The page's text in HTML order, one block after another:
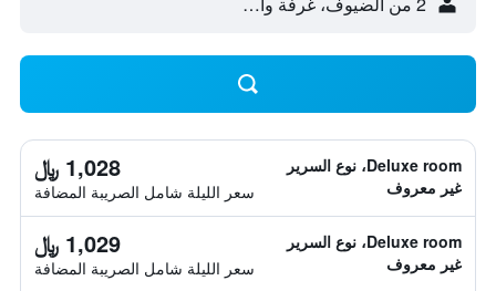
Deluxe room، نوع السرير
غير معروف
1,028 ﷼
سعر الليلة شامل الصريبة المضافة
Deluxe room، نوع السرير
غير معروف
1,029 ﷼
سعر الليلة شامل الصريبة المضافة